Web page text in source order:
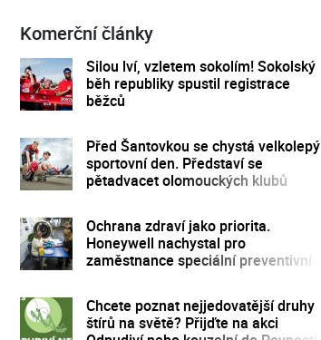
Komerční články
Silou lví, vzletem sokolím! Sokolský
běh republiky spustil registrace
běžců
Před Šantovkou se chystá velkolepý
sportovní den. Představí se
pětadvacet olomouckých klubů
Ochrana zdraví jako priorita.
Honeywell nachystal pro
zaměstnance speciální preventivní
Chcete poznat nejjedovatější druhy
štírů na světě? Přijďte na akci